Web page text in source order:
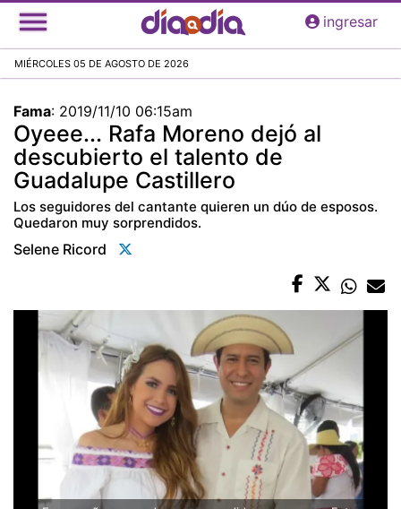
Pasar
al
principal
ingresar
MIÉRCOLES 05 DE AGOSTO DE 2026
Fama: 2019/11/10 06:15am
Oyeee... Rafa Moreno dejó al
descubierto el talento de
Guadalupe Castillero
Los seguidores del cantante quieren un dúo de esposos.
Quedaron muy sorprendidos.
Selene Ricord